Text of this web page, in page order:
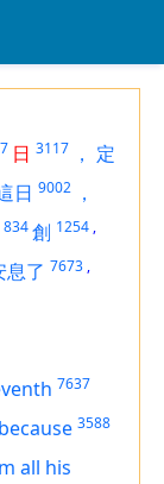
日 3117 ， 定
日 9002 ，
834創 1254 ,
息了 7673 ,
7637
3588
all his